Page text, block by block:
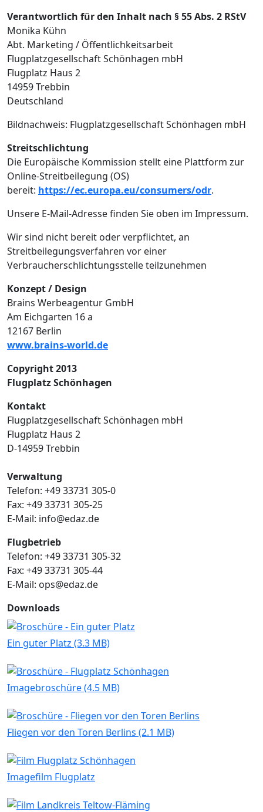
Verantwortlich für den Inhalt nach § 55 Abs. 2 RStV
Monika Kühn
Abt. Marketing / Öffentlichkeitsarbeit
Flugplatzgesellschaft Schönhagen mbH
Flugplatz Haus 2
14959 Trebbin
Deutschland
Bildnachweis: Flugplatzgesellschaft Schönhagen mbH
Streitschlichtung
Die Europäische Kommission stellt eine Plattform zur
Online-Streitbeilegung (OS)
bereit: https://ec.europa.eu/consumers/odr.
Unsere E-Mail-Adresse finden Sie oben im Impressum.
Wir sind nicht bereit oder verpflichtet, an
Streitbeilegungsverfahren vor einer
Verbraucherschlichtungsstelle teilzunehmen
Konzept / Design
Brains Werbeagentur GmbH
Am Eichgarten 16 a
12167 Berlin
www.brains-world.de
Copyright 2013
Flugplatz Schönhagen
Kontakt
Flugplatzgesellschaft Schönhagen mbH
Flugplatz Haus 2
D-14959 Trebbin
Verwaltung
Telefon: +49 33731 305-0
Fax: +49 33731 305-25
E-Mail: info@edaz.de
Flugbetrieb
Telefon: +49 33731 305-32
Fax: +49 33731 305-44
E-Mail: ops@edaz.de
Downloads
Ein guter Platz (3.3 MB)
Imagebroschüre (4.5 MB)
Fliegen vor den Toren Berlins (2.1 MB)
Imagefilm Flugplatz